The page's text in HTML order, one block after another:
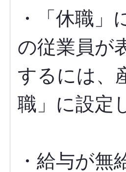
・「休職
の従業員が
するには、
職」に設定
・給与が